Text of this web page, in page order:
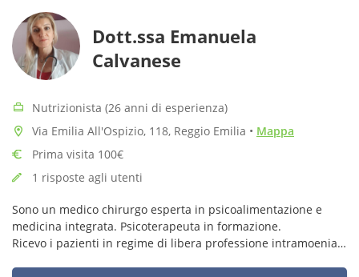
Dott.ssa Emanuela
Calvanese
Nutrizionista (26 anni di esperienza)
Via Emilia All'Ospizio, 118, Reggio Emilia • Mappa
Prima visita 100€
1 risposte agli utenti
Sono un medico chirurgo esperta in psicoalimentazione e
medicina integrata. Psicoterapeuta in formazione.
Ricevo i pazienti in regime di libera professione intramoenia